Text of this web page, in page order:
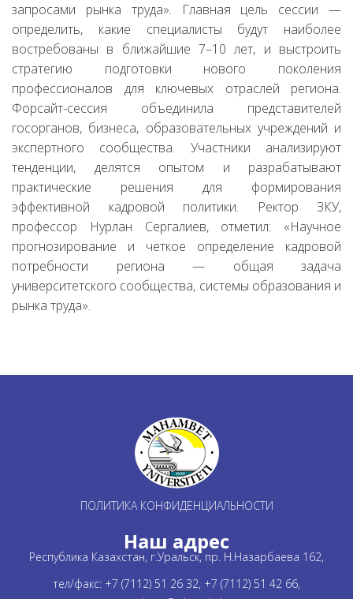
запросами рынка труда». Главная цель сессии —
определить, какие специалисты будут наиболее
востребованы в ближайшие 7–10 лет, и выстроить
стратегию подготовки нового поколения
профессионалов для ключевых отраслей региона.
Форсайт-сессия объединила представителей
госорганов, бизнеса, образовательных учреждений и
экспертного сообщества. Участники анализируют
тенденции, делятся опытом и разрабатывают
практические решения для формирования
эффективной кадровой политики. Ректор ЗКУ,
профессор Нурлан Сергалиев, отметил: «Научное
прогнозирование и четкое определение кадровой
потребности региона — общая задача
университетского сообщества, системы образования и
рынка труда».
ПОЛИТИКА КОНФИДЕНЦИАЛЬНОСТИ
Наш адрес
Республика Казахстан, г.Уральск, пр. Н.Назарбаева 162,
тел/факс: +7 (7112) 51 26 32, +7 (7112) 51 42 66,